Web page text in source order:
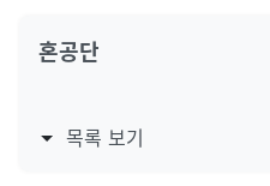
혼공단
목록 보기